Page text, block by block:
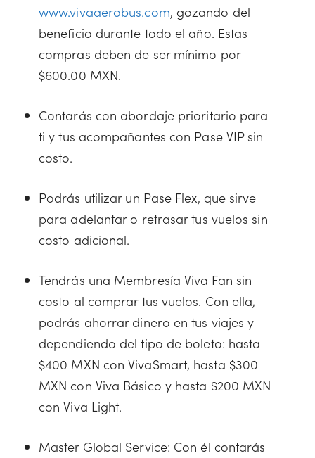
www.vivaaerobus.com, gozando del
beneficio durante todo el año. Estas
compras deben de ser mínimo por
$600.00 MXN.
Contarás con abordaje prioritario para
ti y tus acompañantes con Pase VIP sin
costo.
Podrás utilizar un Pase Flex, que sirve
para adelantar o retrasar tus vuelos sin
costo adicional.
Tendrás una Membresía Viva Fan sin
costo al comprar tus vuelos. Con ella,
podrás ahorrar dinero en tus viajes y
dependiendo del tipo de boleto: hasta
$400 MXN con VivaSmart, hasta $300
MXN con Viva Básico y hasta $200 MXN
con Viva Light.
Master Global Service: Con él contarás